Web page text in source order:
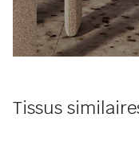
Tissus